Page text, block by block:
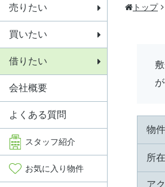
売りたい
買いたい
借りたい
会社概要
よくある質問
スタッフ紹介
お気に入り物件
トップ
物
所
ア